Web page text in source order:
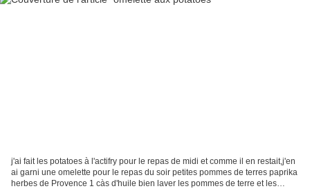
j'ai fait les potatoes à l'actifry pour le repas de midi et comme il en restait,j'en
ai garni une omelette pour le repas du soir petites pommes de terres paprika
herbes de Provence 1 càs d'huile bien laver les pommes de terre et les